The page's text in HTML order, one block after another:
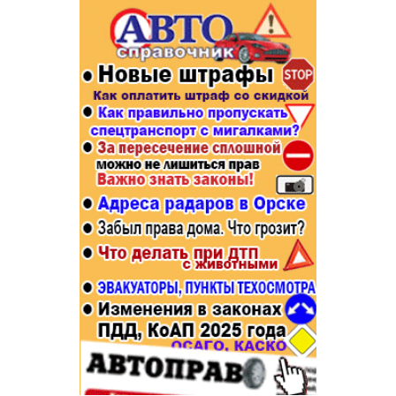
Афиша
Строительство и ремонт
Авто и мото
Рестораны, кафе, бары
Спорт Фитнес
Недвижимость
Красота Косметология
Телекоммуникации и связь
Торговля
Бизнес и финансы
Юристы, Экспертиза, Страхование
Ремонт
Социальные организации
Это интересно
Администрация
Популярное →
Строительство и ремонт